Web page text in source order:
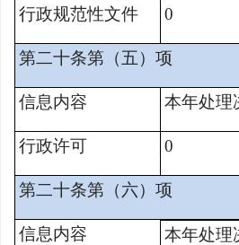
行政规范性文件 0
第二十条第（五）项
信息内容 本年处理
行政许可 0
第二十条第（六）项
信息内容 本年处理